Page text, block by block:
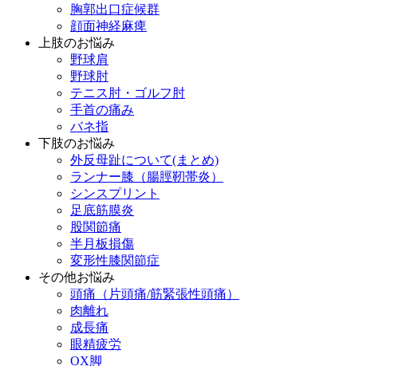
胸郭出口症候群
顔面神経麻痺
上肢のお悩み
野球肩
野球肘
テニス肘・ゴルフ肘
手首の痛み
バネ指
下肢のお悩み
外反母趾について(まとめ)
ランナー膝（腸脛靭帯炎）
シンスプリント
足底筋膜炎
股関節痛
半月板損傷
変形性膝関節症
その他お悩み
頭痛（片頭痛/筋緊張性頭痛）
肉離れ
成長痛
眼精疲労
OX脚